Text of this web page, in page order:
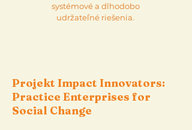
systémové a dlhodobo
udržateľné riešenia.
Projekt Impact Innovators:
Practice Enterprises for
Social Change